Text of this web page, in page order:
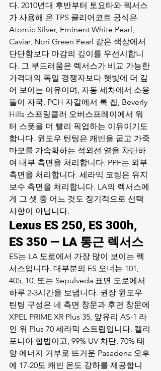
다. 2010년대 후반부터 토요타와 렉서스
가 사용해 온 TPS 클리어코트 공식은
Atomic Silver, Eminent White Pearl,
Caviar, Nori Green Pearl 같은 색상에서
단단함보다 마감의 깊이를 우선시합니
다. 그 부드러움은 렉서스가 비교 가능한
가격대의 독일 경쟁자보다 햇빛에 더 깊
어 보이는 이유이며, 자동 세차에서 소용
돌이 자국, PCH 자갈에서 록 칩, Beverly
Hills 스프링클러 오버스프레이에서 워
터 스폿을 더 빨리 픽업하는 이유이기도
합니다. 윈도우 틴팅은 캐빈을 굽고 가죽
마모를 가속화하는 적외선 열을 차단하
여 내부 측면을 처리합니다. PPF는 외부
측면을 처리합니다. 세라믹 코팅은 유지
보수 측면을 처리합니다. LA의 렉서스에
게 그 셋 중 어느 것도 장기적으로 선택
사항이 아닙니다.
Lexus ES 250, ES 300h,
ES 350 — LA 통근 렉서스
ES는 LA 도로에서 가장 많이 보이는 렉
서스입니다. 대부분의 ES 오너는 101,
405, 10, 또는 Sepulveda 표면 도로에서
하루 2-3시간을 보냅니다. 권장 윈도우
틴팅 구성은 네 측면 창문과 후면 창문에
XPEL PRIME XR Plus 35, 앞유리 AS-1 라
인 위 Plus 70 세라믹 스트립입니다. 캘리
포니아 합법이고, 99% UV 차단, 70% 태
양 에너지 거부로 뜨거운 Pasadena 오후
에 17-20도 캐빈 온도 강하를 제공합니